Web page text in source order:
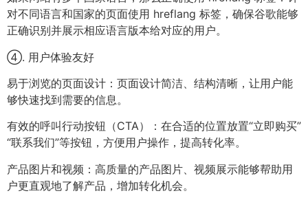
对不同语言和国家的页面使用 hreflang 标签，确保谷歌能够
正确识别并展示相应语言版本给对应的用户。
④. 用户体验友好
易于浏览的页面设计：页面设计简洁、结构清晰，让用户能
够快速找到需要的信息。
有效的呼叫行动按钮（CTA）：在合适的位置放置“立即购买”
“联系我们”等按钮，方便用户操作，提高转化率。
产品图片和视频：高质量的产品图片、视频展示能够帮助用
户更直观地了解产品，增加转化机会。